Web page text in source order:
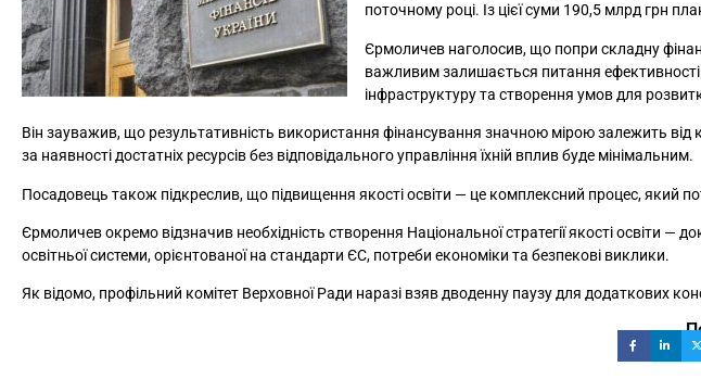
поточному році. Із цієї суми 190,5 млрд грн
Єрмоличев наголосив, що попри складну
важливим залишається питання
інфраструктуру та створення умов для
Він зауважив, що результативність використання фінансування значною мірою залежить від
за наявності достатніх ресурсів без відповідального управління їхній вплив буде мінімальним.
Посадовець також підкреслив, що підвищення якості освіти — це комплексний процес, який
Єрмоличев окремо відзначив необхідність створення Національної стратегії якості освіти
освітньої системи, орієнтованої на стандарти ЄС, потреби економіки та безпекові виклики.
Як відомо, профільний комітет Верховної Ради наразі взяв дводенну паузу для додаткових